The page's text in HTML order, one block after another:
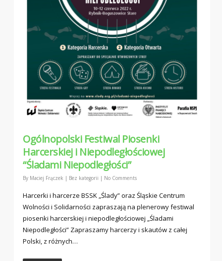
Ogólnopolski Festiwal Piosenki
Harcerskiej i Niepodległościowej
“Śladami Niepodległości”
By Maciej Frączek | Bez kategorii | No Comments
Harcerki i harcerze BSSK „Ślady” oraz Śląskie Centrum
Wolności i Solidarności zapraszają na plenerowy festiwal
piosenki harcerskiej i niepodległościowej „Śladami
Niepodległości” Zapraszamy harcerzy i skautów z całej
Polski, z różnych…